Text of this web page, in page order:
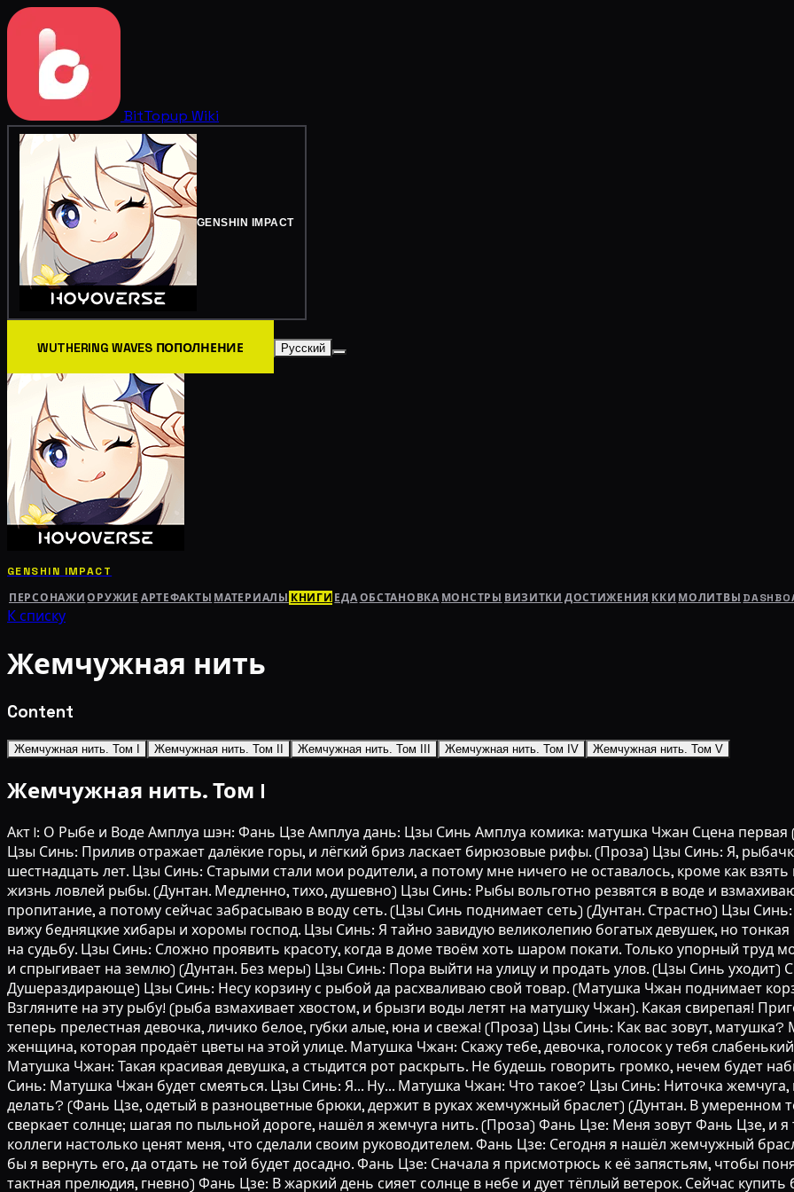
BitTopup Wiki
GENSHIN IMPACT
WUTHERING WAVES ПОПОЛНЕНИЕ Русский
GENSHIN IMPACT
ПЕРСОНАЖИ ОРУЖИЕ АРТЕФАКТЫ МАТЕРИАЛЫ КНИГИ ЕДАОБСТАНОВКА МОНСТРЫ ВИЗИТКИ ДОСТИЖЕНИЯ ККИ МОЛИТВЫ
К списку
Жемчужная нить
Content
Жемчужная нить. Том I Жемчужная нить. Том II Жемчужная нить. Том III Жемчужная нить. Том IV Жемчужная нить. Том V
Жемчужная нить. Том I
Акт I: О Рыбе и Воде Амплуа шэн: Фань Цзе Амплуа дань: Цзы Синь Амплуа комика: матушка Чжан Сцена первая
Цзы Синь: Прилив отражает далёкие горы, и лёгкий бриз ласкает бирюзовые рифы. (Проза) Цзы Синь: Я,
шестнадцать лет. Цзы Синь: Старыми стали мои родители, а потому мне ничего не оставалось, кроме как
жизнь ловлей рыбы. (Дунтан. Медленно, тихо, душевно) Цзы Синь: Рыбы вольготно резвятся в воде и
пропитание, а потому сейчас забрасываю в воду сеть. (Цзы Синь поднимает сеть) (Дунтан. Страстно) Цзы Синь:
вижу бедняцкие хибары и хоромы господ. Цзы Синь: Я тайно завидую великолепию богатых девушек, но тонкая
на судьбу. Цзы Синь: Сложно проявить красоту, когда в доме твоём хоть шаром покати. Только упорный труд
и спрыгивает на землю) (Дунтан. Без меры) Цзы Синь: Пора выйти на улицу и продать улов. (Цзы Синь уходит)
Душераздирающе) Цзы Синь: Несу корзину с рыбой да расхваливаю свой товар. (Матушка Чжан поднимает
Взгляните на эту рыбу! (рыба взмахивает хвостом, и брызги воды летят на матушку Чжан). Какая свирепая!
теперь прелестная девочка, личико белое, губки алые, юна и свежа! (Проза) Цзы Синь: Как вас зовут,
женщина, которая продаёт цветы на этой улице. Матушка Чжан: Скажу тебе, девочка, голосок у тебя
Матушка Чжан: Такая красивая девушка, а стыдится рот раскрыть. Не будешь говорить громко, нечем будет
Синь: Матушка Чжан будет смеяться. Цзы Синь: Я... Ну... Матушка Чжан: Что такое? Цзы Синь: Ниточка
делать? (Фань Цзе, одетый в разноцветные брюки, держит в руках жемчужный браслет) (Дунтан. В
сверкает солнце; шагая по пыльной дороге, нашёл я жемчуга нить. (Проза) Фань Цзе: Меня зовут Фань Цзе, и
коллеги настолько ценят меня, что сделали своим руководителем. Фань Цзе: Сегодня я нашёл жемчужный
бы я вернуть его, да отдать не той будет досадно. Фань Цзе: Сначала я присмотрюсь к её запястьям, чтобы
тактная прелюдия, гневно) Фань Цзе: В жаркий день сияет солнце в небе и дует тёплый ветерок. Сейчас